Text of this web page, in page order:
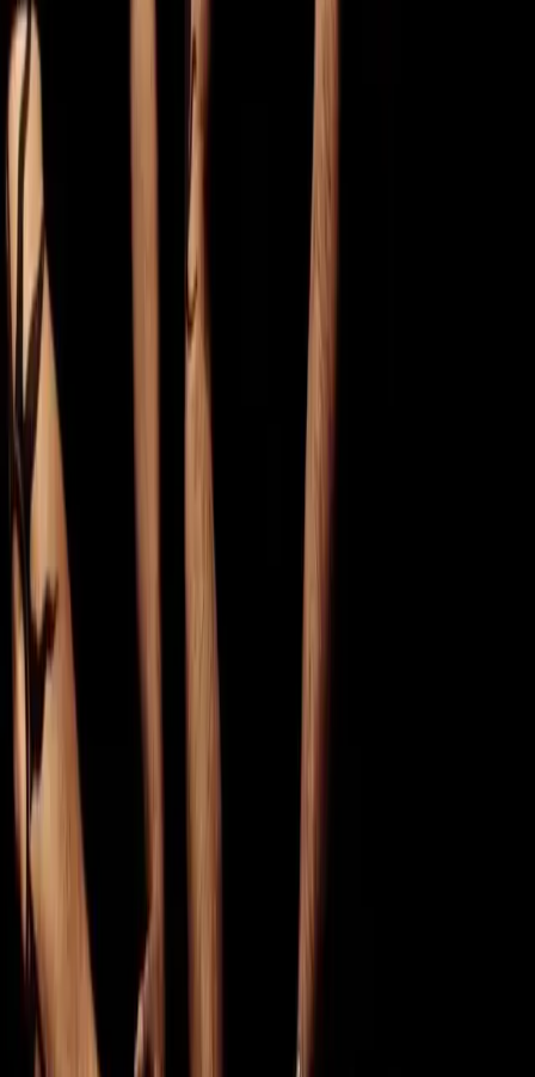
Meshell Ndegeocello zapowiedziała „Synonym”
Meshell Ndegeocello zapowiedziała premierę albumu „Synonym”,
który ukaże się 2 października. Na wydawnictwie usłyszymy duety
z Chaką Khan, Cat Power, Brandi Carlile, Robertem Glasperem i
wieloma innymi artystami. Zapowiedzi towarzyszy singiel „I Knew
You Were Waiting (For Me)” nagrany z Cynthią Erivo.
Wywiad
Mesh
Od 35 lat bristolska grupa Mesh łączy brzmienia elektroniczne
podszyte mrokiem i skomplikowanymi emocjami. Nie inaczej jest
na najnowszej płycie zespołu, zatytułowanej „The Truth Doesn’t
Matter”, która nawiązuje do czasów pełnych post-prawd i fake
newsów. Wokalista i gitarzysta Mark Hockings oraz klawiszowiec
Richard Silverthorn, dają na niej upust swoim przemyśleniom, które
zaszyli w nowych utworach. O kilku z nich, jak i o nieco szerszej
perspektywie istnienia Mesh opowiedział nam w poniższej
rozmowie Richard.
Brytyjski MESH zaanonsował album "The Truth
Doesn't Matter"
Ukazał się singel "Hey Stranger" zapowiadający nową płytę
brytyjskiej gwiazdy electropopu MESH zatytułowaną "The Truth
Doesn't Matter". Album ukaże się 27 marca.